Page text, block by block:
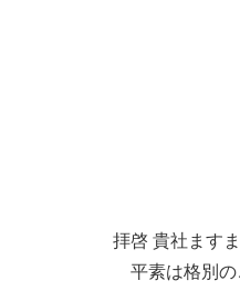
拝啓 貴社ます
平素は格別の